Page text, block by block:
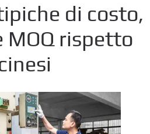
di costo,
MOQ rispetto